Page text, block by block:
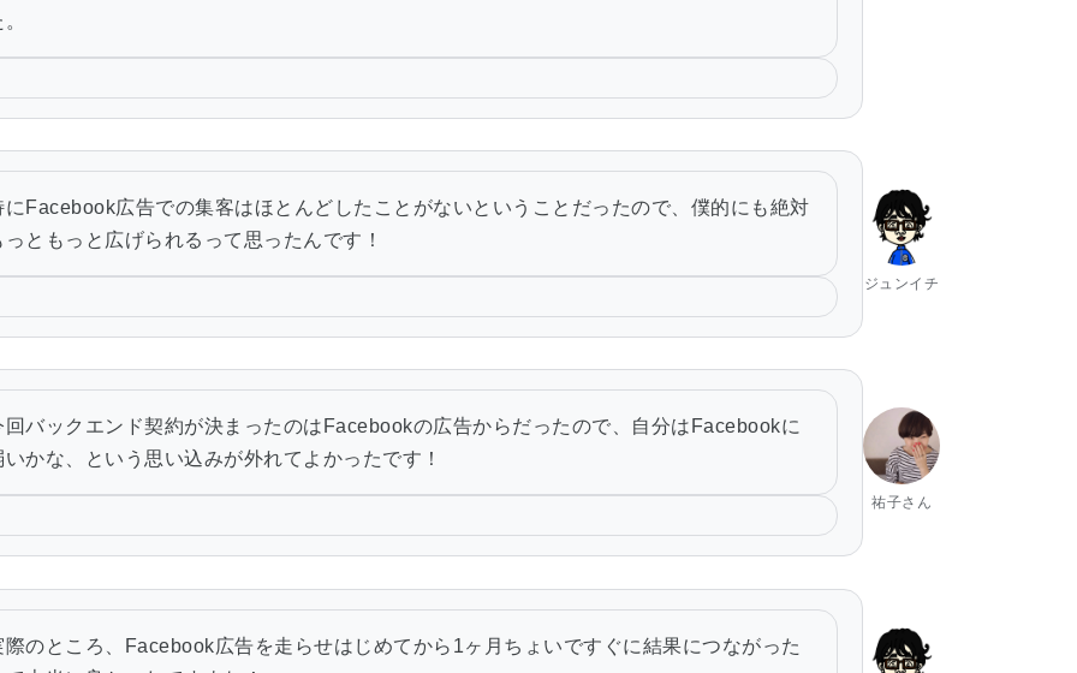
にFacebook広告での集客はほとんどしたことがないということだったので、僕的にも絶対
っともっと広げられるって思ったんです！
ジュンイチ
回バックエンド契約が決まったのはFacebookの広告からだったので、自分はFacebookに
いかな、という思い込みが外れてよかったです！
祐子さん
際のところ、Facebook広告を走らせはじめてから1ヶ月ちょいですぐに結果につながった